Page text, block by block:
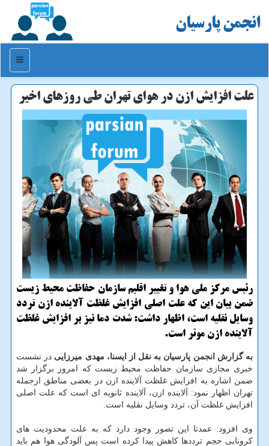
انجمن پارسیان
منو
علت افزایش ازن در هوای تهران طی روزهای اخیر
رئیس مرکز ملی هوا و تغییر اقلیم سازمان حفاظت محیط زیست
ضمن بیان این که علت اصلی افزایش غلظت آلاینده ازن تردد
وسایل نقلیه است، اظهار داشت: شدت دما نیز بر افزایش غلظت
آلاینده ازن موثر است.
به گزارش انجمن پارسیان به نقل از ایسنا، مهدی میرزایی در نشست
خبری مجازی سازمان حفاظت محیط زیست که امروز برگزار شد
ضمن اشاره به افزایش غلظت آلاینده ازن در بعضی مناطق ازجمله
تهران اظهار نمود: آلاینده ازن، آلاینده ثانویه ای است که علت اصلی
افزایش غلظت آن، تردد وسایل نقلیه است.
وی افزود: عمدتا این تصور وجود دارد که به علت محدودیت های
کرونایی حجم ترددها کاهش پیدا کرده است پس آلودگی هوا هم باید